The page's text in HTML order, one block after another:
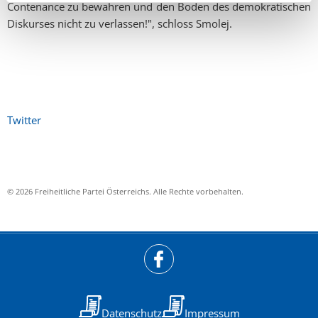
Contenance zu bewahren und den Boden des demokratischen
Diskurses nicht zu verlassen!", schloss Smolej.
Twitter
© 2026 Freiheitliche Partei Österreichs. Alle Rechte vorbehalten.
Datenschutz Impressum